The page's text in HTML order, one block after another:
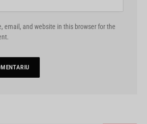
email, and website in this browser for the